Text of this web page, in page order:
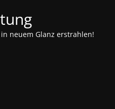
neuem Glanz erstrahlen!